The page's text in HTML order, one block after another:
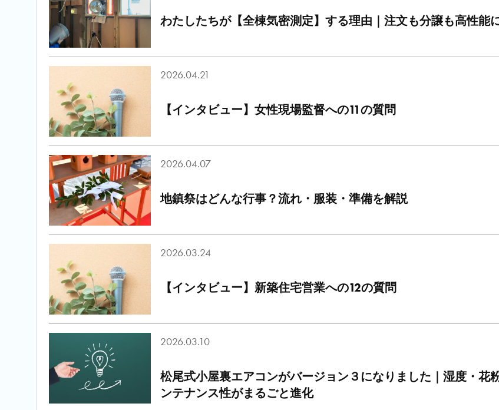
わたしたちが【全棟気密測定】する理由｜注文も分譲も高性能
2026.04.21
【インタビュー】女性現場監督への11の質問
2026.04.07
地鎮祭はどんな行事？流れ・服装・準備を解説
2026.03.24
【インタビュー】新築住宅営業への12の質問
2026.03.10
松尾式小屋裏エアコンがバージョン３になりました｜湿度・花
ンテナンス性がまるごと進化